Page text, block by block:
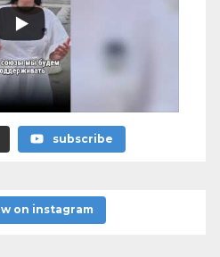
subscribe
on instagram